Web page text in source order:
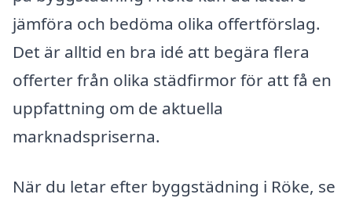
jämföra och bedöma olika offertförslag.
Det är alltid en bra idé att begära flera
offerter från olika städfirmor för att få en
uppfattning om de aktuella
marknadspriserna.
När du letar efter byggstädning i Röke, se